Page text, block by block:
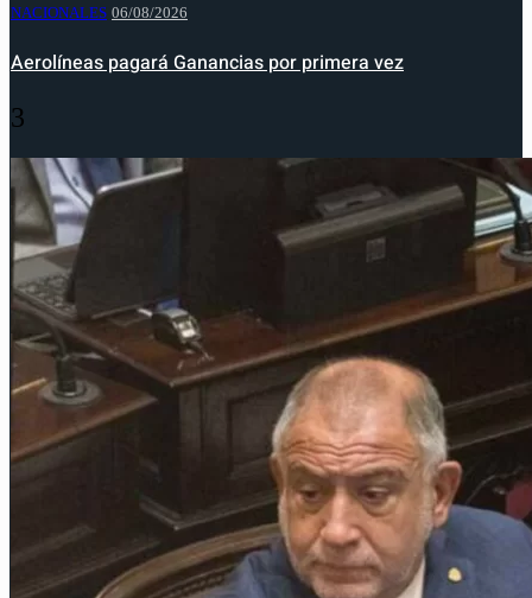
NACIONALES 06/08/2026
Aerolíneas pagará Ganancias por primera vez
3